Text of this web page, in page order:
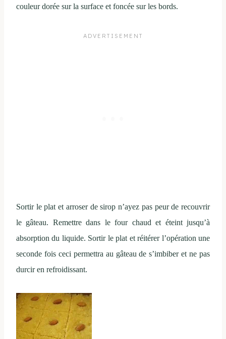
couleur dorée sur la surface et foncée sur les bords.
Sortir le plat et arroser de sirop n’ayez pas peur de recouvrir
le gâteau. Remettre dans le four chaud et éteint jusqu’à
absorption du liquide. Sortir le plat et réitérer l’opération une
seconde fois ceci permettra au gâteau de s’imbiber et ne pas
durcir en refroidissant.